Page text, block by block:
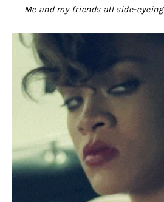
Me and my friends all side-